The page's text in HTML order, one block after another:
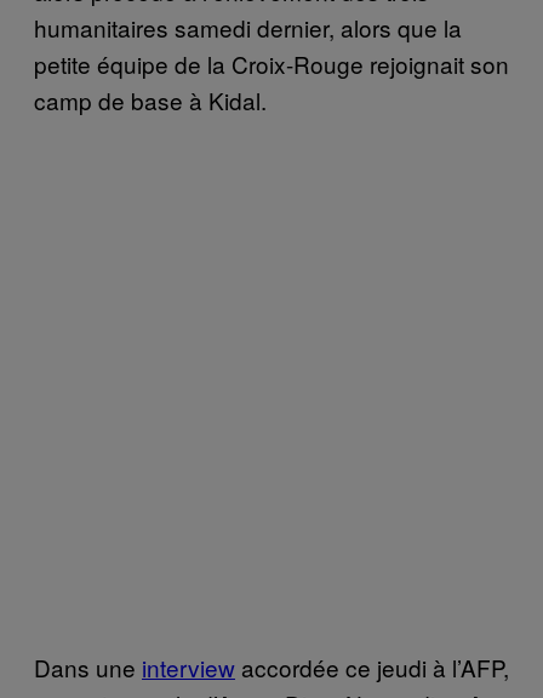
humanitaires samedi dernier, alors que la
petite équipe de la Croix-Rouge rejoignait son
camp de base à Kidal.
Dans une interview accordée ce jeudi à l’AFP,